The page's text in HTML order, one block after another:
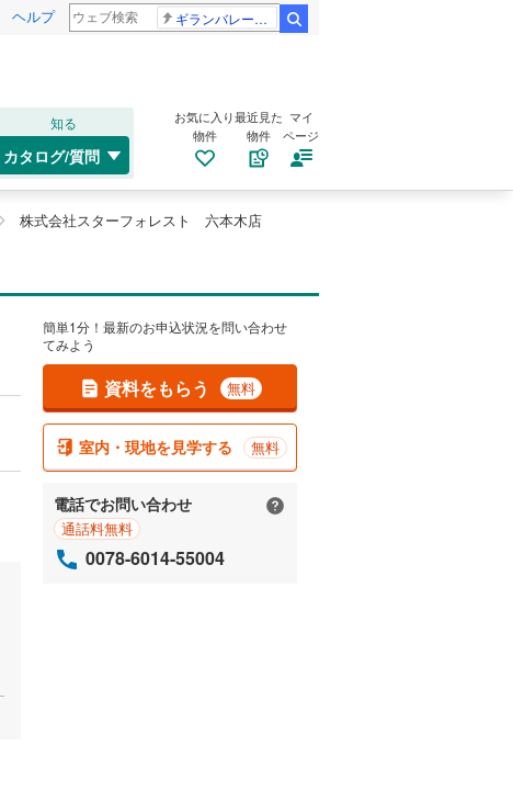
ヘルプ ギランバレー症候群
知る
カタログ/質問
お気に入り
物件
最近見た
物件
マイ
ページ
株式会社スターフォレスト 六本木店
簡単1分！最新のお申込状況を問い合わせ
てみよう
資料をもらう 無料
室内・現地を見学する 無料
電話でお問い合わせ
通話料無料
0078-6014-55004